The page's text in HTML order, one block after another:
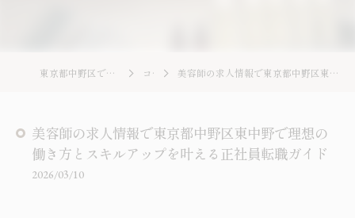
東京都中野区で美容師の求人ならrosy by value コラム 美容師の求人情報で東京都中野区東中野で理想の働き方とスキルアップを叶える正社員転職ガイド
美容師の求人情報で東京都中野区東中野で理想の
働き方とスキルアップを叶える正社員転職ガイド
2026/03/10